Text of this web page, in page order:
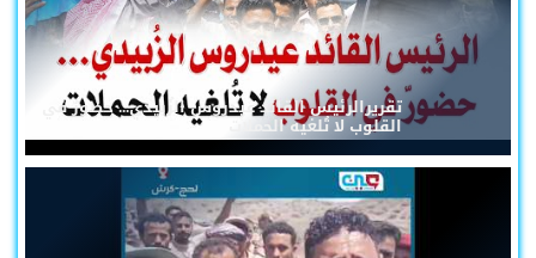
تقريرالرئيس القائد عيدروس الزُبيدي... حضورٌ في
القلوب لا تُلغيه الحملات